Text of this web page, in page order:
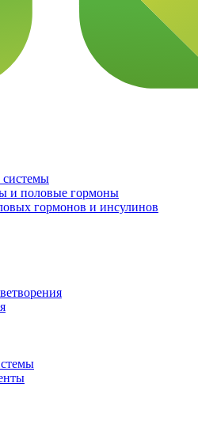
системы
и половые гормоны
гормонов и инсулинов